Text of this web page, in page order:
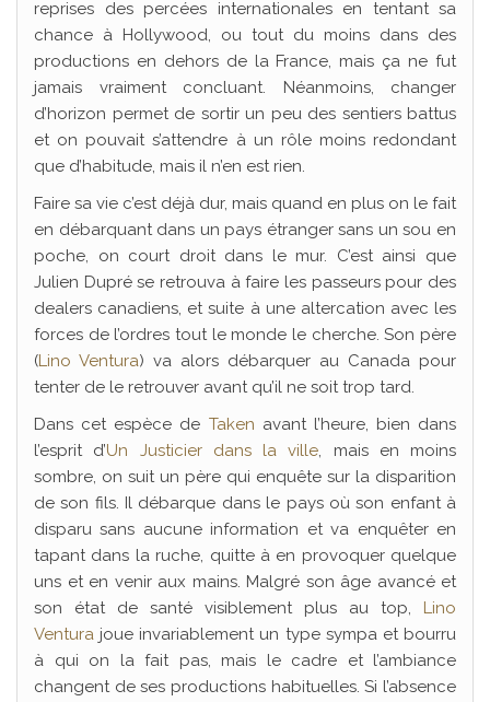
reprises des percées internationales en tentant sa
chance à Hollywood, ou tout du moins dans des
productions en dehors de la France, mais ça ne fut
jamais vraiment concluant. Néanmoins, changer
d’horizon permet de sortir un peu des sentiers battus
et on pouvait s’attendre à un rôle moins redondant
que d’habitude, mais il n’en est rien.
Faire sa vie c’est déjà dur, mais quand en plus on le fait
en débarquant dans un pays étranger sans un sou en
poche, on court droit dans le mur. C’est ainsi que
Julien Dupré se retrouva à faire les passeurs pour des
dealers canadiens, et suite à une altercation avec les
forces de l’ordres tout le monde le cherche. Son père
(Lino Ventura) va alors débarquer au Canada pour
tenter de le retrouver avant qu’il ne soit trop tard.
Dans cet espèce de Taken avant l’heure, bien dans
l’esprit d’Un Justicier dans la ville, mais en moins
sombre, on suit un père qui enquête sur la disparition
de son fils. Il débarque dans le pays où son enfant à
disparu sans aucune information et va enquêter en
tapant dans la ruche, quitte à en provoquer quelque
uns et en venir aux mains. Malgré son âge avancé et
son état de santé visiblement plus au top, Lino
Ventura joue invariablement un type sympa et bourru
à qui on la fait pas, mais le cadre et l’ambiance
changent de ses productions habituelles. Si l’absence